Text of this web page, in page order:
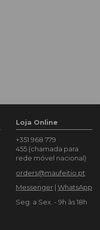
Loja Online
+351 968 779
455 (chamada para
rede móvel nacional)
orders@maufeitio.pt
Messenger | WhatsApp
Seg. a Sex. - 9h às 18h